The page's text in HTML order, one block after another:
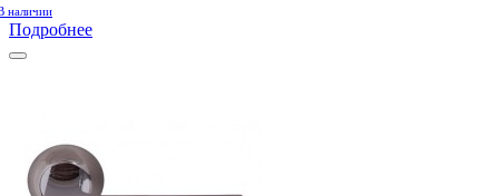
наличии
Подробнее